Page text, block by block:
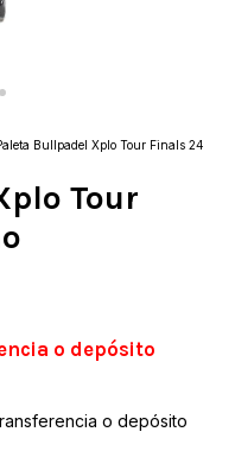
Bullpadel Xplo Tour Finals 24
Tour
o depósito
o depósito